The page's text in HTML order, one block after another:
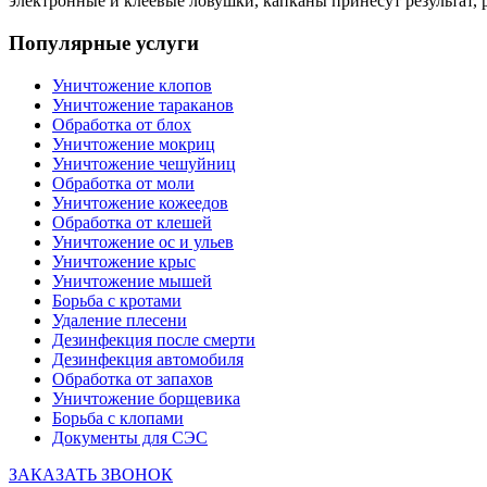
Популярные услуги
Уничтожение клопов
Уничтожение тараканов
Обработка от блох
Уничтожение мокриц
Уничтожение чешуйниц
Обработка от моли
Уничтожение кожеедов
Обработка от клешей
Уничтожение ос и ульев
Уничтожение крыс
Уничтожение мышей
Борьба с кротами
Удаление плесени
Дезинфекция после смерти
Дезинфекция автомобиля
Обработка от запахов
Уничтожение борщевика
Борьба с клопами
Документы для СЭС
ЗАКАЗАТЬ ЗВОНОК